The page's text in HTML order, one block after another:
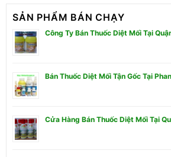
SẢN PHẨM BÁN CHẠY
Công Ty Bán Thuốc Diệt Mối Tại
Bán Thuốc Diệt Mối Tận Gốc Tại
Cửa Hàng Bán Thuốc Diệt Mối Tại